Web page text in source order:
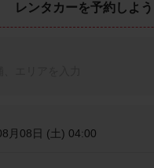
レンタカーを予約しよう
月08日 (土) 04:00